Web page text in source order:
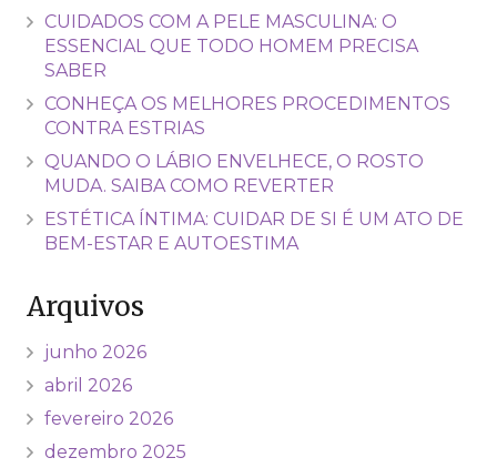
CUIDADOS COM A PELE MASCULINA: O
ESSENCIAL QUE TODO HOMEM PRECISA
SABER
CONHEÇA OS MELHORES PROCEDIMENTOS
CONTRA ESTRIAS
QUANDO O LÁBIO ENVELHECE, O ROSTO
MUDA. SAIBA COMO REVERTER
ESTÉTICA ÍNTIMA: CUIDAR DE SI É UM ATO DE
BEM-ESTAR E AUTOESTIMA
Arquivos
junho 2026
abril 2026
fevereiro 2026
dezembro 2025